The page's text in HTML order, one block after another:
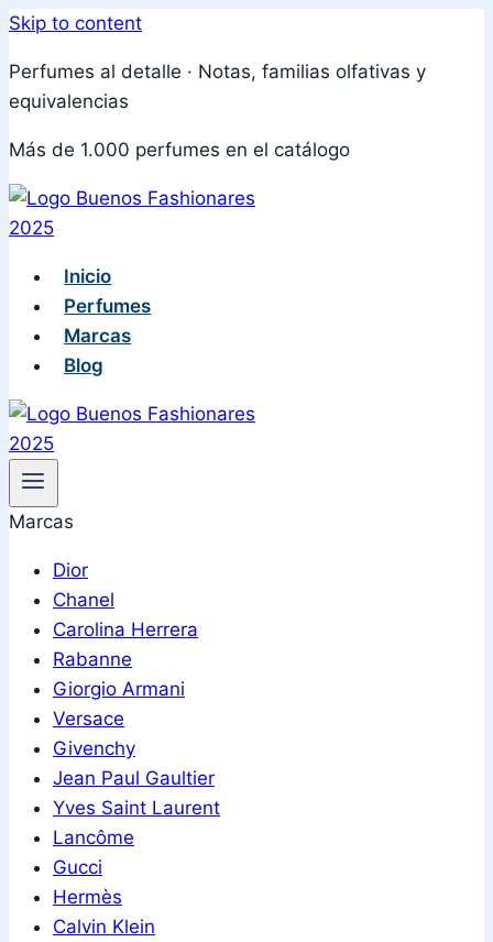
Skip to content
Perfumes al detalle · Notas, familias olfativas y
equivalencias
Más de 1.000 perfumes en el catálogo
Inicio
Perfumes
Marcas
Blog
Marcas
Dior
Chanel
Carolina Herrera
Rabanne
Giorgio Armani
Versace
Givenchy
Jean Paul Gaultier
Yves Saint Laurent
Lancôme
Gucci
Hermès
Calvin Klein